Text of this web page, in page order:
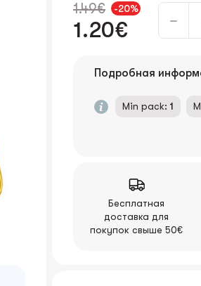
1.49€ -20%
1.20€
Подробная
Min pack: 1
Бесплатная
доставка для
покупок свыше 50€